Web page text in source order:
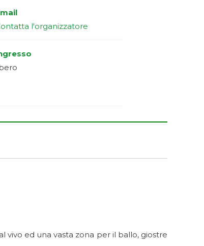
l'organizzatore
vivo ed una vasta zona per il ballo, giostre